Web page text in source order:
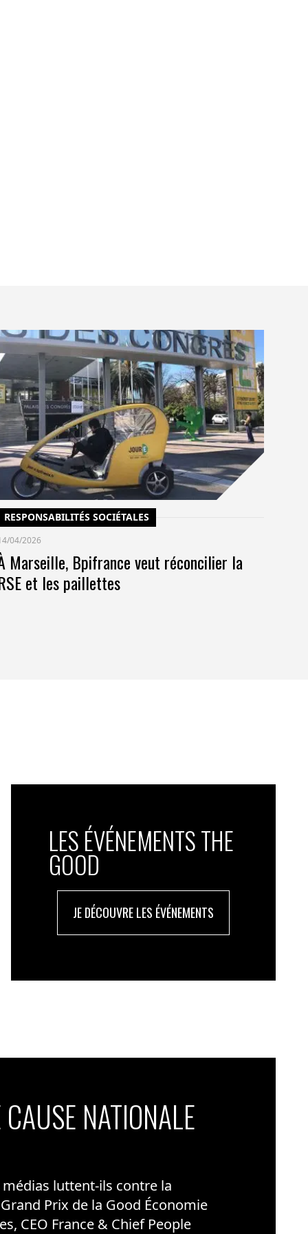
RESPONSABILITÉS SOCIÉTALES
04/2026
Marseille, Bpifrance veut réconcilier la
et les paillettes
LES ÉVÉNEMENTS THE
GOOD
JE DÉCOUVRE LES ÉVÉNEMENTS
NATIONALE
luttent-ils contre la
Prix de la Good Économie
CEO France & Chief People